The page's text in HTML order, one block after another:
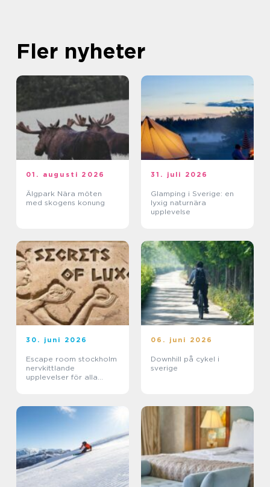
Fler nyheter
01. augusti 2026
Älgpark Nära möten
med skogens konung
31. juli 2026
Glamping i Sverige: en
lyxig naturnära
upplevelse
30. juni 2026
Escape room stockholm
nervkittlande
upplevelser för alla
06. juni 2026
Downhill på cykel i
sverige